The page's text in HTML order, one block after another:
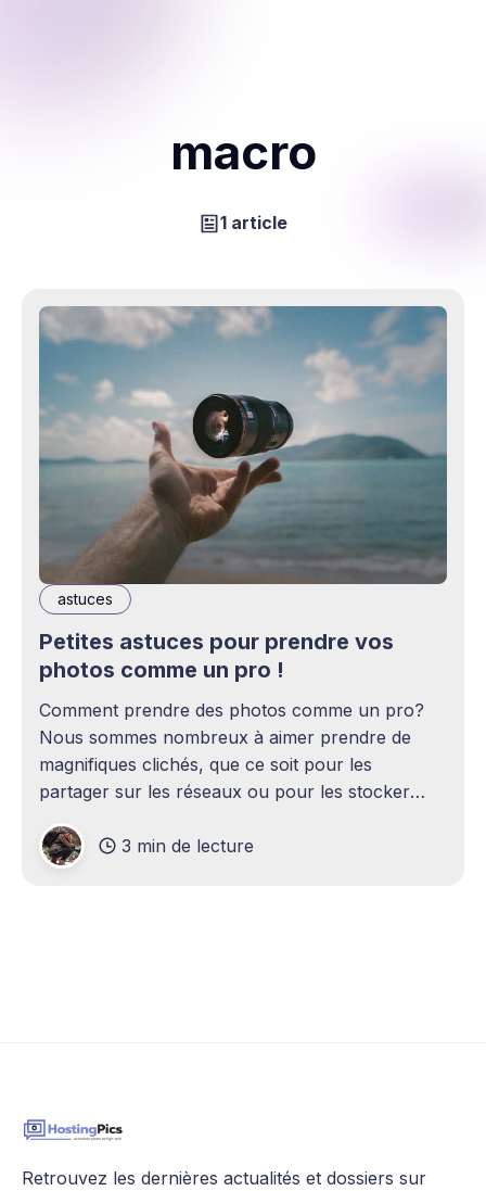
macro
1 article
astuces
Petites astuces pour prendre vos
photos comme un pro !
Comment prendre des photos comme un pro?
Nous sommes nombreux à aimer prendre de
magnifiques clichés, que ce soit pour les
partager sur les réseaux ou pour les stocker
ressortir lors d’occasions spéciales. Vu que
l’achat d’un appareil
3 min de lecture
Retrouvez les dernières actualités et dossiers sur